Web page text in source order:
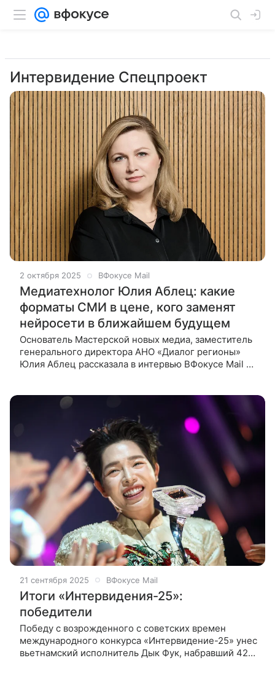
Интервидение Спецпроект
2 октября 2025 ВФокусе Mail
Медиатехнолог Юлия Аблец: какие
форматы СМИ в цене, кого заменят
нейросети в ближайшем будущем
Основатель Мастерской новых медиа, заместитель
генерального директора АНО «Диалог регионы»
Юлия Аблец рассказала в интервью ВФокусе Mail о
смогут ли нейросети заменить ж
21 сентября 2025 ВФокусе Mail
Итоги «Интервидения-25»:
победители
Победу с возрожденного с советских времен
международного конкурса «Интервидение-25» унес
вьетнамский исполнитель Дык Фук, набравший 422